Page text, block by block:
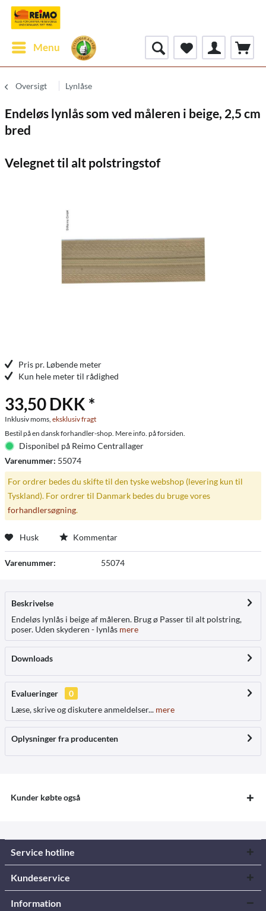
Menu
Oversigt Lynlåse
Endeløs lynlås som ved måleren i beige, 2,5 cm
bred
Velegnet til alt polstringstof
Pris pr. Løbende meter
Kun hele meter til rådighed
33,50 DKK *
Inklusiv moms, eksklusiv fragt
Bestil på en dansk forhandler-shop. Mere info. på forsiden.
Disponibel på Reimo Centrallager
Varenummer: 55074
For ordrer bedes du skifte til den tyske webshop (levering kun til
Tyskland). For ordrer til Danmark bedes du bruge vores
forhandlersøgning.
Husk Kommentar
Varenummer: 55074
Beskrivelse
Endeløs lynlås i beige af måleren. Brug ø Passer til alt polstring,
poser. Uden skyderen - lynlås mere
Downloads
Evalueringer
0
Læse, skrive og diskutere anmeldelser... mere
Oplysninger fra producenten
Kunder købte også
Service hotline
Kundeservice
Information